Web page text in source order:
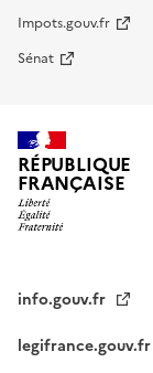
Impots.gouv.fr
Sénat
RÉPUBLIQUE
FRANÇAISE
info.gouv.fr
legifrance.gouv.fr